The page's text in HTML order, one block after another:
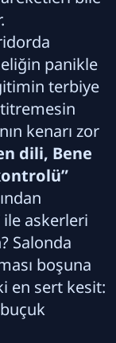
panikle
terbiye
kenarı zor
dili, Bene
ile askerleri
Salonda
boşuna
en sert kesit: